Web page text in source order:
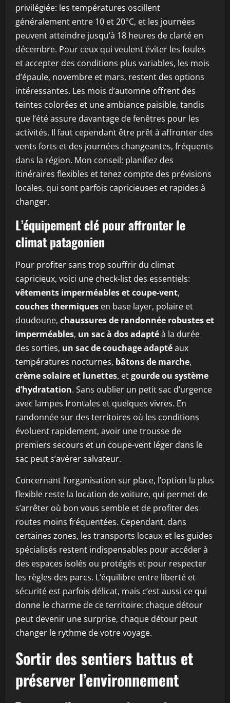
privilégiée: les températures oscillent
généralement entre 10 et 20°C, et les journées
peuvent atteindre jusqu’à 18 heures de clarté en
décembre. Pour ceux qui veulent éviter les foules
et accepter des conditions plus variables, les mois
d’épaule, novembre et mars, restent des options
intéressantes. Les mois d’automne offrent des
teintes colorées et une ambiance paisible, tandis
que l’été assure davantage de fenêtres pour les
activités. Il faut cependant être prêt à affronter des
vents forts et des journées changeantes, fréquents
dans la région. Mon conseil: planifiez des
itinéraires flexibles et tenez compte des prévisions
locales, qui sont parfois capricieuses et rapides à
changer.
L’équipement clé pour affronter le
climat patagonien
Pour profiter sans trop souffrir du climat
capricieux, voici une check-list des essentiels:
vêtements imperméables et coupe-vent,
couches thermiques en base layer, polaire et
doudoune, chaussures de randonnée robustes et
imperméables, un sac à dos adaptéà la durée
des sorties, un sac de couchage adaptéaux
températures nocturnes, bâtons de marche,
crème solaire et lunettes, etgourde ou système
d’hydratation. Sans oublier un petit sac d’urgence
avec lampes frontales et quelques vivres. En
randonnée sur des territoires où les conditions
évoluent rapidement, avoir une trousse de
premiers secours et un coupe-vent léger dans le
sac peut s’avérer salvateur.
Concernant l’organisation sur place, l’option la plus
flexible reste la location de voiture, qui permet de
s’arrêter où bon vous semble et de profiter des
routes moins fréquentées. Cependant, dans
certaines zones, les transports locaux et les guides
spécialisés restent indispensables pour accéder à
des espaces isolés ou protégés et pour respecter
les règles des parcs. L’équilibre entre liberté et
sécurité est parfois délicat, mais c’est aussi ce qui
donne le charme de ce territoire: chaque détour
peut devenir une surprise, chaque détour peut
changer le rythme de votre voyage.
Sortir des sentiers battus et
préserver l’environnement